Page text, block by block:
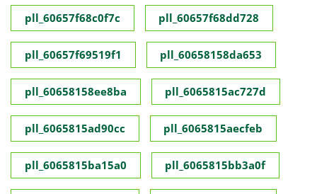
pll_60657f68c0f7c pll_60657f68dd728
pll_60657f69519f1 pll_60658158da653
pll_60658158ee8ba pll_6065815ac727d
pll_6065815ad90cc pll_6065815aecfeb
pll_6065815ba15a0 pll_6065815bb3a0f